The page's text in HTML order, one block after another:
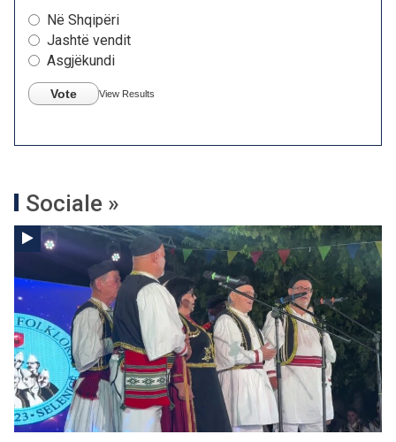
Në Shqipëri
Jashtë vendit
Asgjëkundi
Vote View Results
Sociale »